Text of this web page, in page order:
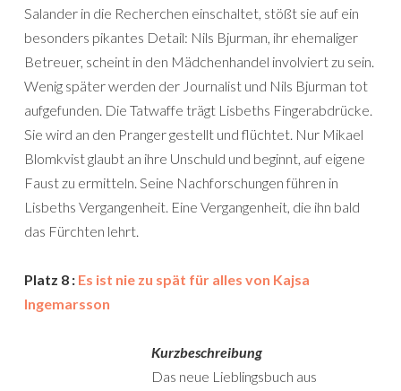
Salander in die Recherchen einschaltet, stößt sie auf ein
besonders pikantes Detail: Nils Bjurman, ihr ehemaliger
Betreuer, scheint in den Mädchenhandel involviert zu sein.
Wenig später werden der Journalist und Nils Bjurman tot
aufgefunden. Die Tatwaffe trägt Lisbeths Fingerabdrücke.
Sie wird an den Pranger gestellt und flüchtet. Nur Mikael
Blomkvist glaubt an ihre Unschuld und beginnt, auf eigene
Faust zu ermitteln. Seine Nachforschungen führen in
Lisbeths Vergangenheit. Eine Vergangenheit, die ihn bald
das Fürchten lehrt.
Platz 8 : Es ist nie zu spät für alles von Kajsa
Ingemarsson
Kurzbeschreibung
Das neue Lieblingsbuch aus